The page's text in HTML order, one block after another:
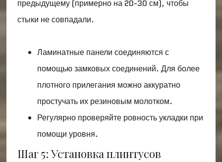
предыдущему (примерно на 20-30 см), чтобы
стыки не совпадали.
Ламинатные панели соединяются с
помощью замковых соединений. Для более
плотного прилегания можно аккуратно
простучать их резиновым молотком.
Регулярно проверяйте ровность укладки при
помощи уровня.
Шаг 5: Установка плинтусов